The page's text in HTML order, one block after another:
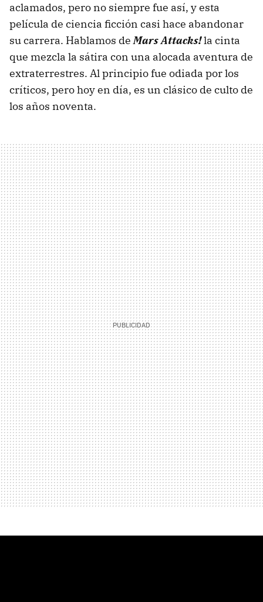
aclamados, pero no siempre fue así, y esta
película de ciencia ficción casi hace abandonar
su carrera. Hablamos deMars Attacks!la cinta
que mezcla la sátira con una alocada aventura de
extraterrestres. Al principio fue odiada por los
críticos, pero hoy en día, es un clásico de culto de
los años noventa.